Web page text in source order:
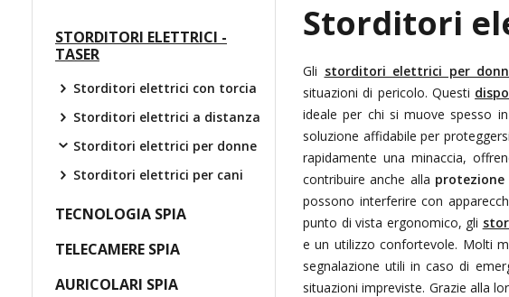
Storditori
Gli storditori elettrici per
situazioni di pericolo. Questi
ideale per chi si muove spesso
soluzione affidabile per
rapidamente una minaccia,
contribuire anche alla protezione
possono interferire con
punto di vista ergonomico, gli
e un utilizzo confortevole. Molti
segnalazione utili in caso di
situazioni impreviste. Grazie alla
STORDITORI ELETTRICI -
TASER
Storditori elettrici con torcia
Storditori elettrici a distanza
Storditori elettrici per donne
Storditori elettrici per cani
TECNOLOGIA SPIA
TELECAMERE SPIA
AURICOLARI SPIA